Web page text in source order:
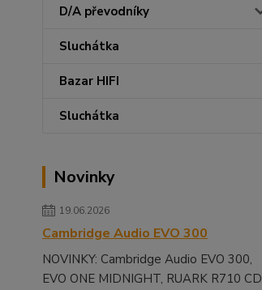
D/A převodníky
Sluchátka
Bazar HIFI
Sluchátka
Novinky
19.06.2026
Cambridge Audio EVO 300
NOVINKY: Cambridge Audio EVO 300,
EVO ONE MIDNIGHT, RUARK R710 CD